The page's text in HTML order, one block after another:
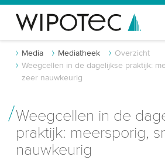
Media Mediatheek
Overzicht
Weegcellen in de dagelijkse praktijk:
zeer nauwkeurig
Weegcellen in de
praktijk: meersporig,
nauwkeurig